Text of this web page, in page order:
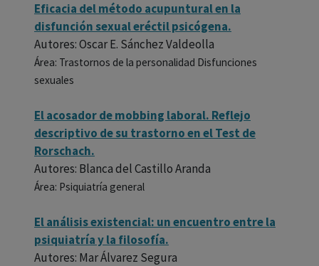
Eficacia del método acupuntural en la
disfunción sexual eréctil psicógena.
Autores: Oscar E. Sánchez Valdeolla
Área: Trastornos de la personalidad Disfunciones
sexuales
El acosador de mobbing laboral. Reflejo
descriptivo de su trastorno en el Test de
Rorschach.
Autores: Blanca del Castillo Aranda
Área: Psiquiatría general
El análisis existencial: un encuentro entre la
psiquiatría y la filosofía.
Autores: Mar Álvarez Segura